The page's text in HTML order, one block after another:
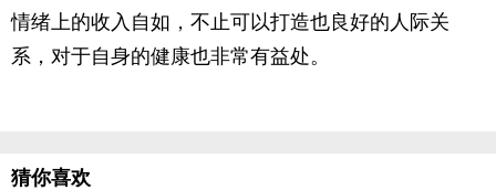
情绪上的收入自如，不止可以打造也良好的人际关
系，对于自身的健康也非常有益处。
猜你喜欢